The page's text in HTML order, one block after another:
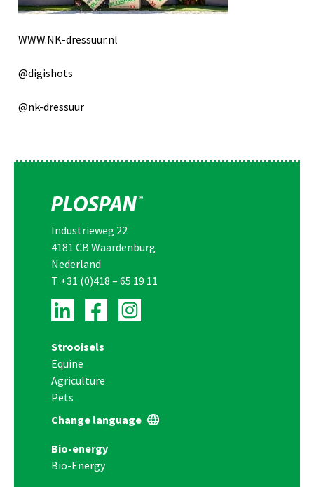
WWW.NK-dressuur.nl
@digishots
@nk-dressuur
Industrieweg 22
4181 CB Waardenburg
Nederland
T +31 (0)418 – 65 19 11
Strooisels
Equine
Agriculture
Pets
Change language
Bio-energy
Bio-Energy